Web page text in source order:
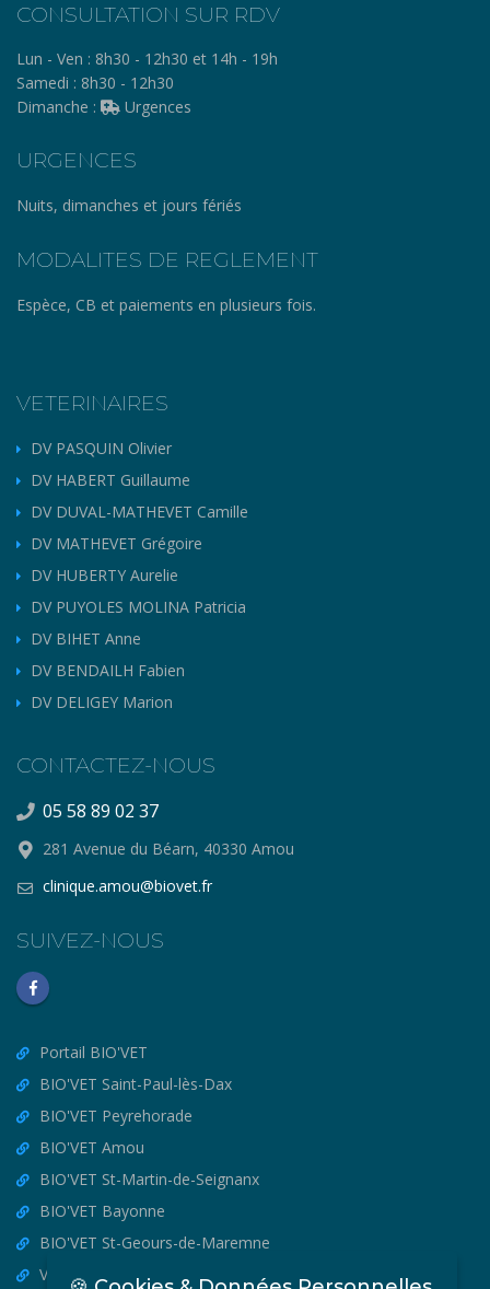
CONSULTATION SUR RDV
Lun - Ven : 8h30 - 12h30 et 14h - 19h
Samedi : 8h30 - 12h30
Dimanche :
Urgences
URGENCES
Nuits, dimanches et jours fériés
MODALITES DE REGLEMENT
Espèce, CB et paiements en plusieurs fois.
VETERINAIRES
DV PASQUIN Olivier
DV HABERT Guillaume
DV DUVAL-MATHEVET Camille
DV MATHEVET Grégoire
DV HUBERTY Aurelie
DV PUYOLES MOLINA Patricia
DV BIHET Anne
DV BENDAILH Fabien
DV DELIGEY Marion
CONTACTEZ-NOUS
05 58 89 02 37
281 Avenue du Béarn, 40330 Amou
clinique.amou@biovet.fr
SUIVEZ-NOUS
Portail BIO'VET
BIO'VET Saint-Paul-lès-Dax
BIO'VET Peyrehorade
BIO'VET Amou
BIO'VET St-Martin-de-Seignanx
BIO'VET Bayonne
BIO'VET St-Geours-de-Maremne
VET'OSTEO